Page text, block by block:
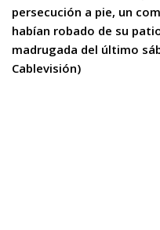
persecución a pie, un
habían robado de su
madrugada del último
Cablevisión)